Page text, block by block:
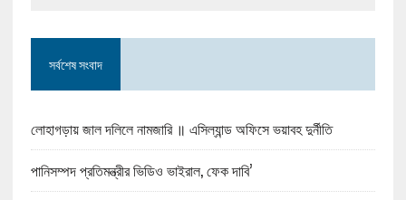
সর্বশেষ সংবাদ
লোহাগড়ায় জাল দলিলে নামজারি ॥ এসিল্যান্ড অফিসে ভয়াবহ দুর্নীতি
পানিসম্পদ প্রতিমন্ত্রীর ভিডিও ভাইরাল, ফেক দাবি’